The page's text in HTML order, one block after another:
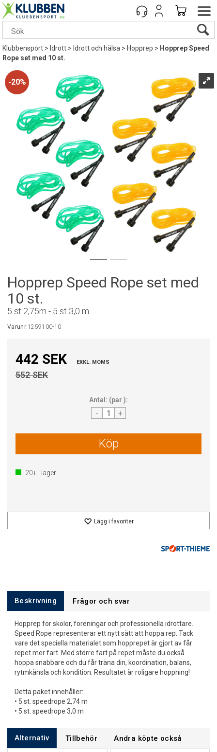
Klubbensport> Idrott> Idrott och hälsa>Hopprep> Hopprep Speed
Rope set med 10 st.
20%
Hopprep Speed Rope set med
10 st.
5 st 2,75m - 5 st 3,0 m
Varunr:1259100-10
442 SEK EXKL. MOMS
552 SEK
Antal: (par ):
- +
Köp
20+ i lager
Lägg i favoriter
Beskrivning Frågor och svar
Hopprep för skolor, föreningar och professionella idrottare.
Speed Rope representerar ett nytt sätt att hoppa rep. Tack
vare det speciella materialet som hopprepet är gjort av får
repet mer fart. Med större fart på repet måste du också
hoppa snabbare och du får träna din, koordination, balans,
rytmkänsla och kondition. Resultatet är roligare hoppning!
Detta paket innehåller:
• 5 st. speedrope 2,74 m
• 5 st. speedrope 3,0 m
Alternativ Tillbehör Andra köpte också